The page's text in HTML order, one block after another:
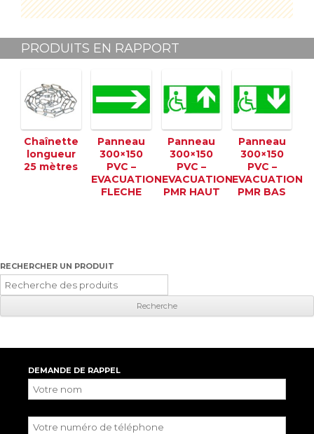
PRODUITS EN RAPPORT
Chaînette
longueur
25 mètres
Panneau
300×150
PVC –
EVACUATION
FLECHE
Panneau
300×150
PVC –
EVACUATION
PMR HAUT
Panneau
300×150
PVC –
EVACUATION
PMR BAS
RECHERCHER UN PRODUIT
Recherche
pour
:
DEMANDE DE RAPPEL